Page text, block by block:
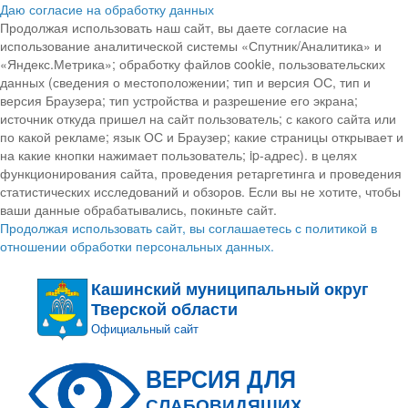
Даю согласие на обработку данных
Продолжая использовать наш сайт, вы даете согласие на
использование аналитической системы «Спутник/Аналитика» и
«Яндекс.Метрика»; обработку файлов cookie, пользовательских
данных (сведения о местоположении; тип и версия ОС, тип и
версия Браузера; тип устройства и разрешение его экрана;
источник откуда пришел на сайт пользователь; с какого сайта или
по какой рекламе; язык ОС и Браузер; какие страницы открывает и
на какие кнопки нажимает пользователь; ip-адрес). в целях
функционирования сайта, проведения ретаргетинга и проведения
статистических исследований и обзоров. Если вы не хотите, чтобы
ваши данные обрабатывались, покиньте сайт.
Продолжая использовать сайт, вы соглашаетесь с политикой в
отношении обработки персональных данных.